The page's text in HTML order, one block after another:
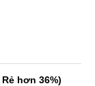
hơn 36%)